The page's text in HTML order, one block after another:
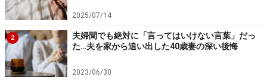
父の遺品整理をしたかったんです。それで、父の預金や
生命保険などもあるはずだと追求していくと、姉が「実
は……」とつきあっている彼にお金を貸していると白状し
た。それどころか、父の名前で借金があると。だから遺
産相続を放棄したほうが迷惑かからないと思う、と言っ
2025/07/14
2
夫婦間でも絶対に「言ってはいけない言葉」だっ
た…夫を家から追い出した40歳妻の深い後悔
2023/06/30